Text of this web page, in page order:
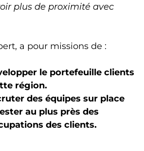
plus de proximité avec
a pour missions de :
le portefeuille clients
région.
des équipes sur place
au plus près des
des clients.